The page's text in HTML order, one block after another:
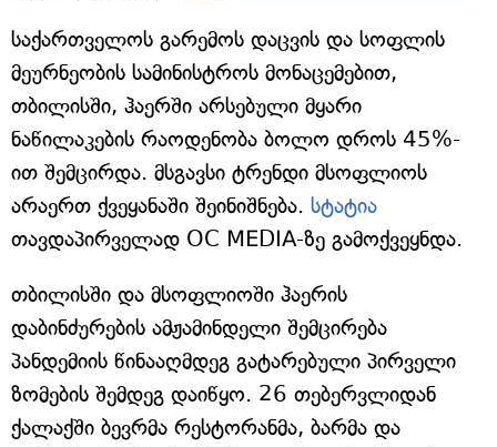
საქართველოს გარემოს დაცვის და სოფლის
მეურნეობის სამინისტროს მონაცემებით,
თბილისში, ჰაერში არსებული მყარი
ნაწილაკების რაოდენობა ბოლო დროს 45%-
ით შემცირდა. მსგავსი ტრენდი მსოფლიოს
არაერთ ქვეყანაში შეინიშნება. სტატია
თავდაპირველად OC MEDIA-ზე გამოქვეყნდა.
თბილისში და მსოფლიოში ჰაერის
დაბინძურების ამჟამინდელი შემცირება
პანდემიის წინააღმდეგ გატარებული პირველი
ზომების შემდეგ დაიწყო. 26 თებერვლიდან
ქალაქში ბევრმა რესტორანმა, ბარმა და